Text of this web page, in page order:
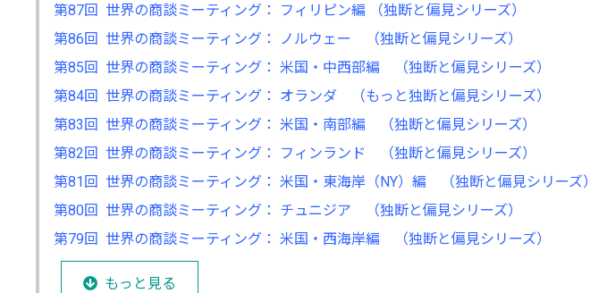
第87回 世界の商談ミーティング： フィリピン編 （独断と偏見シリーズ）
第86回 世界の商談ミーティング： ノルウェー （独断と偏見シリーズ）
第85回 世界の商談ミーティング： 米国・中西部編 （独断と偏見シリーズ）
第84回 世界の商談ミーティング： オランダ （もっと独断と偏見シリーズ）
第83回 世界の商談ミーティング： 米国・南部編 （独断と偏見シリーズ）
第82回 世界の商談ミーティング： フィンランド （独断と偏見シリーズ）
第81回 世界の商談ミーティング： 米国・東海岸（NY）編 （独断と偏見シリーズ）
第80回 世界の商談ミーティング： チュニジア （独断と偏見シリーズ）
第79回 世界の商談ミーティング： 米国・西海岸編 （独断と偏見シリーズ）
もっと見る